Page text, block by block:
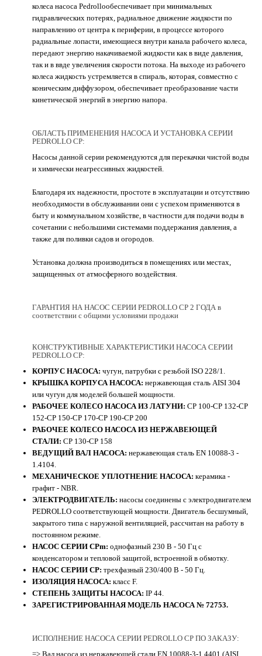
колеса насоса Pedrolloобеспечивает при минимальных
гидравлических потерях, радиальное движение жидкости по
направлению от центра к периферии, в процессе которого
радиальные лопасти, имеющиеся внутри канала рабочего колеса,
передают энергию накачиваемой жидкости как в виде давления,
так и в ввде увеличения скорости потока. На выходе из рабочего
колеса жидкость устремляется в спираль, которая, совместно с
коническим диффузором, обеспечивает преобразование части
кинетической энергий в энергию напора.
ОБЛАСТЬ ПРИМЕНЕНИЯ НАСОСА И УСТАНОВКА СЕРИИ
PEDROLLO CP:
Насосы данной серии рекомендуются для перекачки чистой воды
и химически неагрессивных жидкостей.
Благодаря их надежности, простоте в эксплуатации и отсутствию
необходимости в обслуживании они с успехом применяются в
быту и коммунальном хозяйстве, в частности для подачи воды в
сочетании с небольшими системами поддержания давления, а
также для поливки садов и огородов.
Установка должна производиться в помещениях или местах,
защищенных от атмосферного воздействия.
ГАРАНТИЯ НА НАСОС СЕРИИ PEDROLLO CP 2 ГОДА в
соответствии с общими условиями продажи
КОНСТРУКТИВНЫЕ ХАРАКТЕРИСТИКИ НАСОСА СЕРИИ
PEDROLLO CP:
КОРПУС НАСОСА: чугун, патрубки с резьбой ISO 228/1.
КРЫШКА КОРПУСА НАСОСА: нержавеющая сталь AISI 304
или чугун для моделей большей мощности.
РАБОЧЕЕ КОЛЕСО НАСОСА ИЗ ЛАТУНИ: CP 100-CP 132-CP
152-CP 150-CP 170-CP 190-CP 200
РАБОЧЕЕ КОЛЕСО НАСОСА ИЗ НЕРЖАВЕЮЩЕЙ
СТАЛИ: CP 130-CP 158
ВЕДУЩИЙ ВАЛ НАСОСА: нержавеющая сталь EN 10088-3 -
1.4104.
МЕХАНИЧЕСКОЕ УПЛОТНЕНИЕ НАСОСА: керамика -
графит - NBR.
ЭЛЕКТРОДВИГАТЕЛЬ: насосы соединены с электродвигателем
PEDROLLO соответствующей мощности. Двигатель бесшумный,
закрытого типа с наружной вентиляцией, рассчитан на работу в
постоянном режиме.
НАСОС СЕРИИ CPm: однофазный 230 В - 50 Гц с
конденсатором и тепловой защитой, встроенной в обмотку.
НАСОС СЕРИИ CP: трехфазный 230/400 В - 50 Гц.
ИЗОЛЯЦИЯ НАСОСА: класс F.
СТЕПЕНЬ ЗАЩИТЫ НАСОСА: IP 44.
ЗАРЕГИСТРИРОВАННАЯ МОДЕЛЬ НАСОСА № 72753.
ИСПОЛНЕНИЕ НАСОСА СЕРИИ PEDROLLO CP ПО ЗАКАЗУ:
=> Вал насоса из нержавеющей стали EN 10088-3-1.4401 (AISI